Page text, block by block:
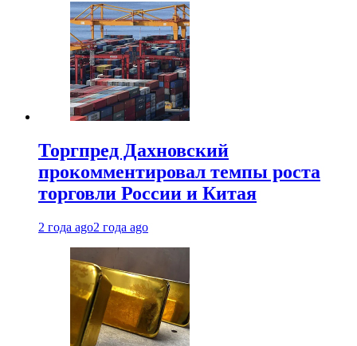
Торгпред Дахновский
прокомментировал темпы роста
торговли России и Китая
2 года ago2 года ago